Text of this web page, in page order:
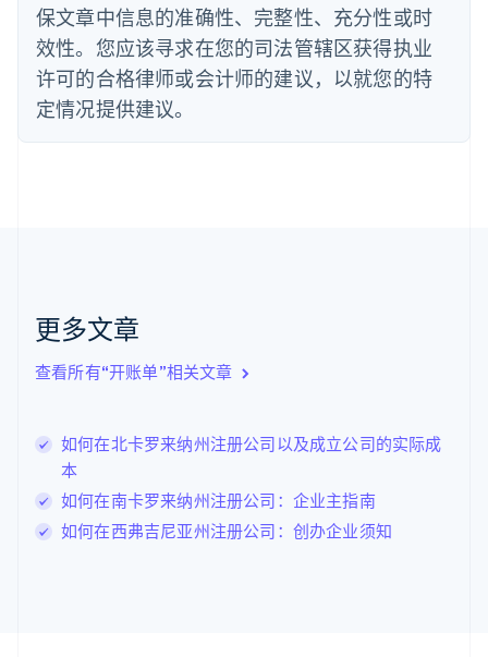
保文章中信息的准确性、完整性、充分性或时
效性。您应该寻求在您的司法管辖区获得执业
许可的合格律师或会计师的建议，以就您的特
定情况提供建议。
更多文章
查看所有“开账单”相关文章
如何在北卡罗来纳州注册公司以及成立公司的实际成
本
如何在南卡罗来纳州注册公司：企业主指南
如何在西弗吉尼亚州注册公司：创办企业须知
德国
DeutschEnglish
法国
FrançaisEnglish
芬兰
EnglishSvenska
English Italiano
拉脱维亚
立陶宛
Deutsch English
卢森堡
罗马尼亚
English